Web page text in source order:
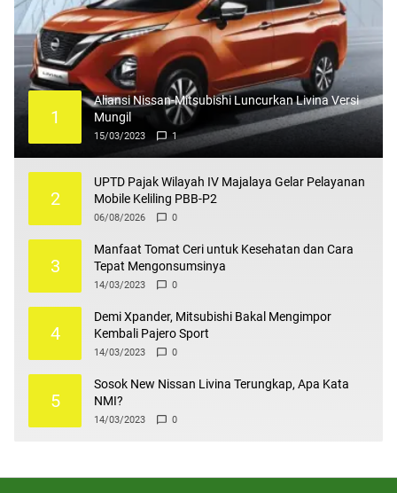
1
Aliansi Nissan-Mitsubishi Luncurkan Livina Versi
Mungil
15/03/2023 1
2
UPTD Pajak Wilayah IV Majalaya Gelar Pelayanan
Mobile Keliling PBB-P2
06/08/2026 0
3
Manfaat Tomat Ceri untuk Kesehatan dan Cara
Tepat Mengonsumsinya
14/03/2023 0
4
Demi Xpander, Mitsubishi Bakal Mengimpor
Kembali Pajero Sport
14/03/2023 0
5
Sosok New Nissan Livina Terungkap, Apa Kata
NMI?
14/03/2023 0